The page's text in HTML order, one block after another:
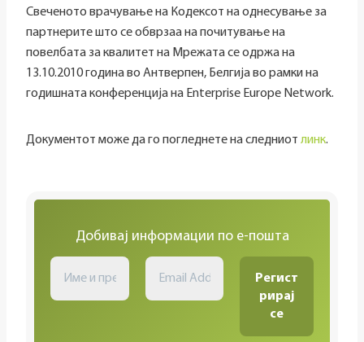
Свеченото врачување на Кодексот на однесување за
партнерите што се обврзаа на почитување на
повелбата за квалитет на Мрежата се одржа на
13.10.2010 година во Антверпен, Белгија во рамки на
годишната конференција на Enterprise Europe Network.
Документот може да го погледнете на следниот линк.
Добивај информации по е-пошта